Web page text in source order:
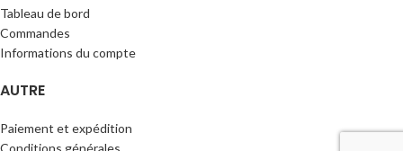
Tableau de bord
Commandes
Informations du compte
AUTRE
Paiement et expédition
Conditions générales